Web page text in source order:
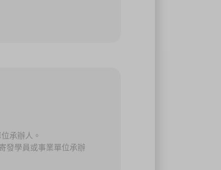
承辦人。
發學員或事業單位承辦